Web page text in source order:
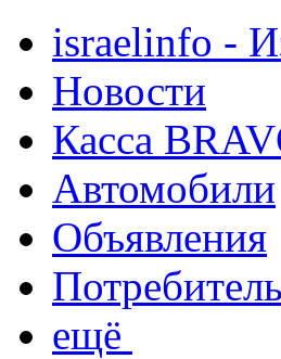
israelinfo -
Новости
Касса
Автомобили
Объявления
Потребитель
ещё